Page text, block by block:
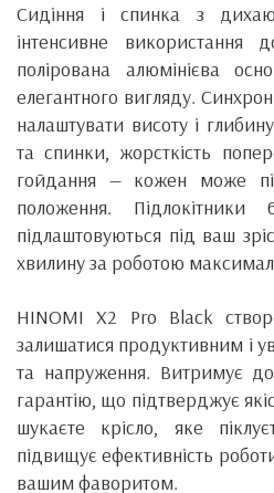
Сидіння і спинка з
інтенсивне
полірована алюмінієва
елегантного вигляду.
налаштувати висоту і
та спинки, жорсткість
гойдання — кожен може
положення.
підлаштовуються під ваш
хвилину за роботою
HINOMI X2 Pro Black
залишатися продуктивним і
та напруження. Витримує
гарантію, що підтверджує
шукаєте крісло, яке
підвищує ефективність
вашим фаворитом.